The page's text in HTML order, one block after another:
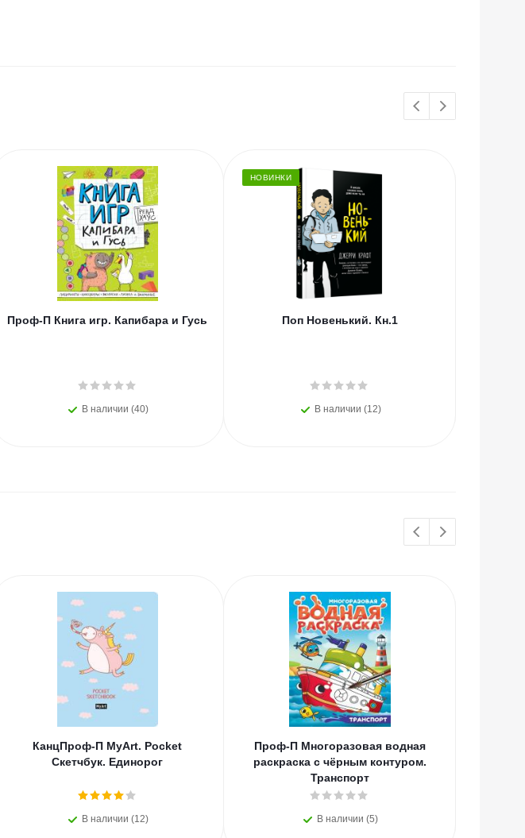
Проф-П Книга игр. Капибара и Гусь
В наличии (40)
НОВИНКИ
Поп Новенький. Кн.1
В наличии (12)
КанцПроф-П MyArt. Pocket
Скетчбук. Единорог
В наличии (12)
Проф-П Многоразовая водная
раскраска с чёрным контуром.
Транспорт
В наличии (5)